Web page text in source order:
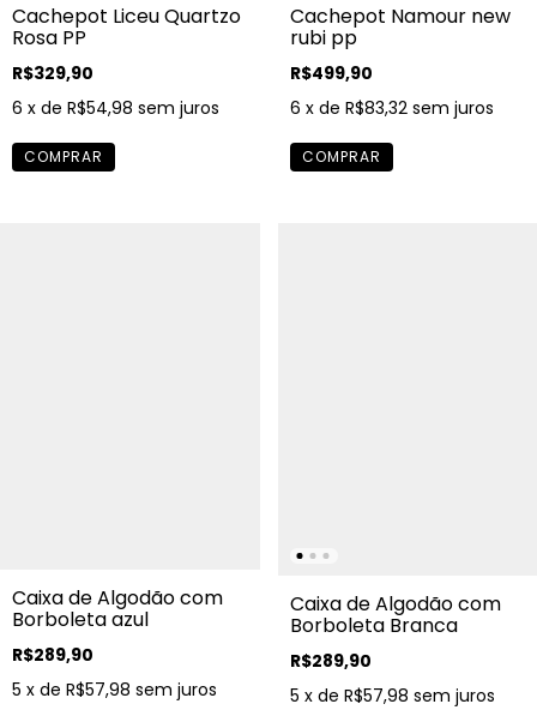
Cachepot Liceu Quartzo
Rosa PP
R$329,90
6 x de R$54,98 sem juros
Cachepot Namour new
rubi pp
R$499,90
6 x de R$83,32 sem juros
Caixa de Algodão com
Borboleta azul
R$289,90
5 x de R$57,98 sem juros
Caixa de Algodão com
Borboleta Branca
R$289,90
5 x de R$57,98 sem juros